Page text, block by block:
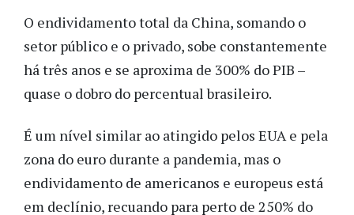
O endividamento total da China, somando o
setor público e o privado, sobe constantemente
há três anos e se aproxima de 300% do PIB –
quase o dobro do percentual brasileiro.
É um nível similar ao atingido pelos EUA e pela
zona do euro durante a pandemia, mas o
endividamento de americanos e europeus está
em declínio, recuando para perto de 250% do